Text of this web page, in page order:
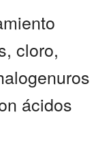
cloro,
ácidos